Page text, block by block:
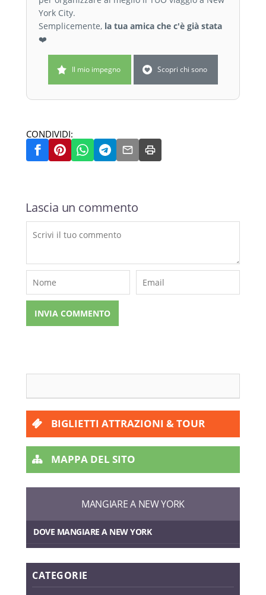
York City.
Semplicemente, la tua amica che c'è già stata
❤️
Il mio impegno Scopri chi sono
CONDIVIDI:
Lascia un commento
BIGLIETTI ATTRAZIONI & TOUR
MAPPA DEL SITO
MANGIARE A NEW YORK
DOVE MANGIARE A NEW YORK
CATEGORIE